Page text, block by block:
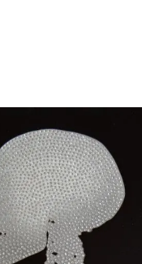
FOUCAULT
DES
01_SCULPTURE